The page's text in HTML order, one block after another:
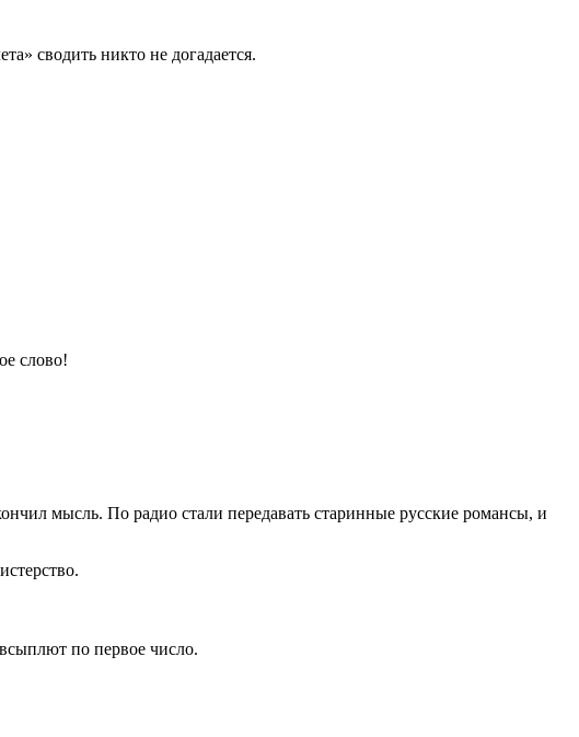
сводить никто не догадается.
слово!
мысль. По радио стали передавать старинные русские романсы, и
по первое число.